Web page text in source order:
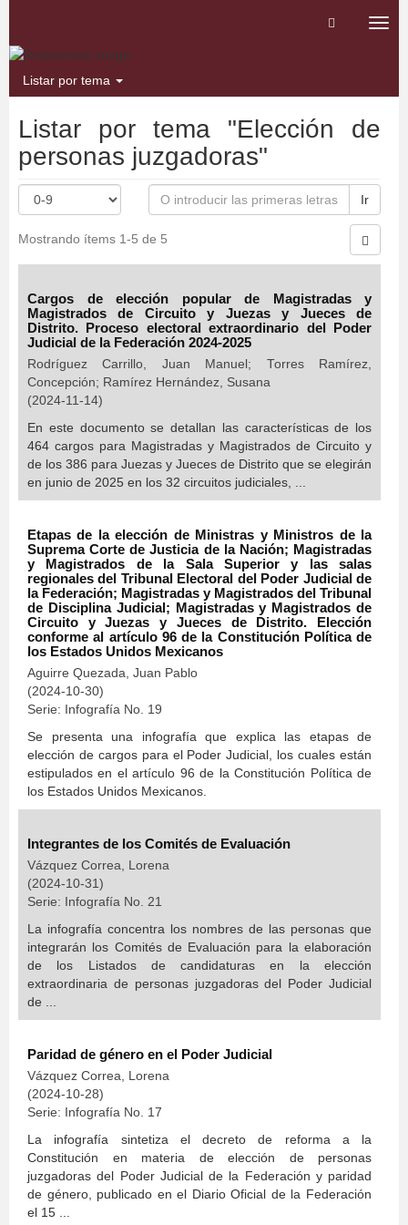
Listar por tema
Listar por tema "Elección de
personas juzgadoras"
Ir
Mostrando ítems 1-5 de 5
Cargos de elección popular de Magistradas y
Magistrados de Circuito y Juezas y Jueces de
Distrito. Proceso electoral extraordinario del Poder
Judicial de la Federación 2024-2025
Rodríguez Carrillo, Juan Manuel ; Torres Ramírez,
Concepción; Ramírez Hernández, Susana
(2024-11-14)
En este documento se detallan las características de los
464 cargos para Magistradas y Magistrados de Circuito y
de los 386 para Juezas y Jueces de Distrito que se elegirán
en junio de 2025 en los 32 circuitos judiciales, ...
Etapas de la elección de Ministras y Ministros de la
Suprema Corte de Justicia de la Nación; Magistradas
y Magistrados de la Sala Superior y las salas
regionales del Tribunal Electoral del Poder Judicial de
la Federación; Magistradas y Magistrados del Tribunal
de Disciplina Judicial; Magistradas y Magistrados de
Circuito y Juezas y Jueces de Distrito. Elección
conforme al artículo 96 de la Constitución Política de
los Estados Unidos Mexicanos
Aguirre Quezada, Juan Pablo
(2024-10-30)
Serie:
Infografía No. 19
Se presenta una infografía que explica las etapas de
elección de cargos para el Poder Judicial, los cuales están
estipulados en el artículo 96 de la Constitución Política de
los Estados Unidos Mexicanos.
Integrantes de los Comités de Evaluación
Vázquez Correa, Lorena
(2024-10-31)
Serie:
Infografía No. 21
La infografía concentra los nombres de las personas que
integrarán los Comités de Evaluación para la elaboración
de los Listados de candidaturas en la elección
extraordinaria de personas juzgadoras del Poder Judicial
de ...
Paridad de género en el Poder Judicial
Vázquez Correa, Lorena
(2024-10-28)
Serie:
Infografía No. 17
La infografía sintetiza el decreto de reforma a la
Constitución en materia de elección de personas
juzgadoras del Poder Judicial de la Federación y paridad
de género, publicado en el Diario Oficial de la Federación
el 15 ...